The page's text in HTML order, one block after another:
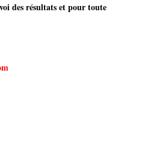
des résultats et pour toute